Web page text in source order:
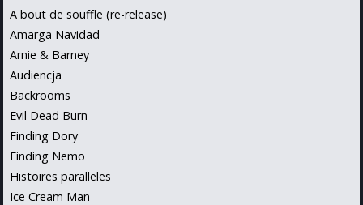
A bout de souffle (re-release)
Amarga Navidad
Arnie & Barney
Audiencja
Backrooms
Evil Dead Burn
Finding Dory
Finding Nemo
Histoires paralleles
Ice Cream Man